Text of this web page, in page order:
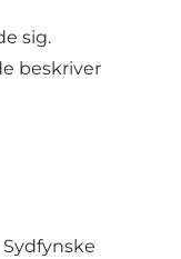
sig.
beskriver